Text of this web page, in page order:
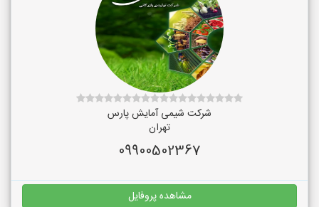
شرکت شیمی آمایش پارس
تهران
09900502367
مشاهده پروفایل